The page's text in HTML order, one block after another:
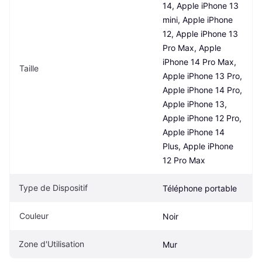
Taille
14, Apple iPhone 13
mini, Apple iPhone
12, Apple iPhone 13
Pro Max, Apple
iPhone 14 Pro Max,
Apple iPhone 13 Pro,
Apple iPhone 14 Pro,
Apple iPhone 13,
Apple iPhone 12 Pro,
Apple iPhone 14
Plus, Apple iPhone
12 Pro Max
Type de Dispositif Téléphone portable
Couleur Noir
Zone d'Utilisation Mur